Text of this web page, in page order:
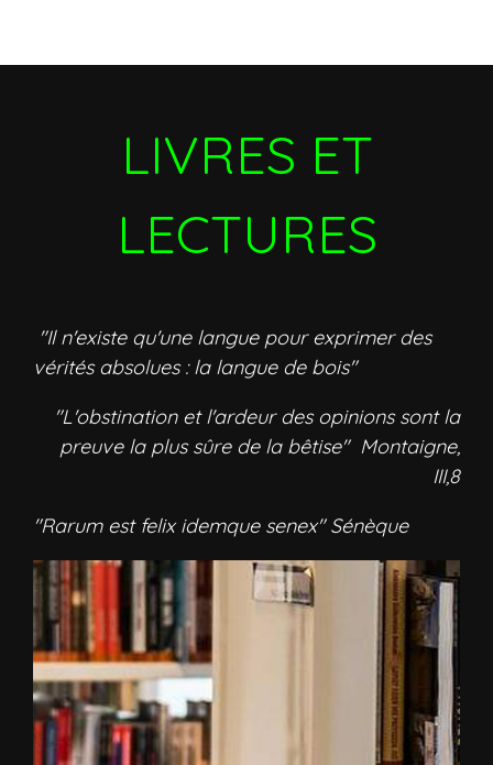
LIVRES ET
LECTURES
"Il n'existe qu'une langue pour exprimer des
vérités absolues : la langue de bois"
"L'obstination et l'ardeur des opinions sont la
preuve la plus sûre de la bêtise" Montaigne,
III,8
"Rarum est felix idemque senex" Sénèque